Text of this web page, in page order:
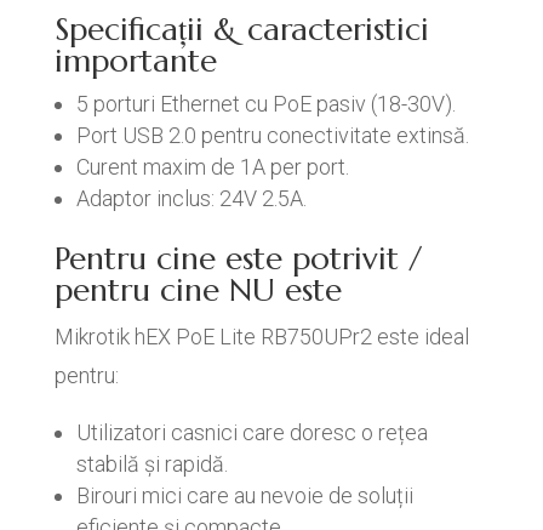
Specificații & caracteristici
importante
5 porturi Ethernet cu PoE pasiv (18-30V).
Port USB 2.0 pentru conectivitate extinsă.
Curent maxim de 1A per port.
Adaptor inclus: 24V 2.5A.
Pentru cine este potrivit /
pentru cine NU este
Mikrotik hEX PoE Lite RB750UPr2 este ideal
pentru:
Utilizatori casnici care doresc o rețea
stabilă și rapidă.
Birouri mici care au nevoie de soluții